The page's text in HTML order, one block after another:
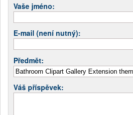
Vaše jméno:
E-mail (není nutný):
Předmět:
Váš příspěvek: